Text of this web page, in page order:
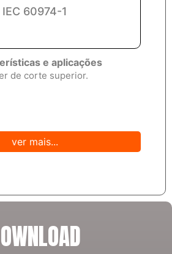
IEC 60974-1
e aplicações
de corte superior.
ver mais...